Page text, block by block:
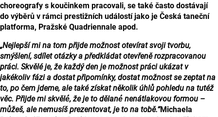
choreografy s koučinkem pracovali, se také často dostávají
do výběrů v rámci prestižních událostí jako je Česká taneční
platforma, Pražské Quadriennale apod.
„Nejlepší mi na tom přijde možnost otevírat svoji tvorbu,
smýšlení, sdílet otázky a předkládat otevřeně rozpracovanou
práci. Skvělé je, že každý den je možnost práci ukázat v
jakékoliv fázi a dostat připomínky, dostat možnost se zeptat na
to, po čem jdeme, ale také získat několik úhlů pohledu na tutéž
věc. Přijde mi skvělé́, že je to dělané́ nenátlakovou formou –
můžeš, ale nemusíš prezentovat, je to na tobě.“Michaela